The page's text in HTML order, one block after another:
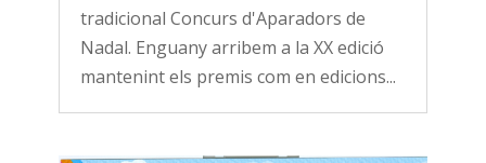
tradicional Concurs d'Aparadors de
Nadal. Enguany arribem a la XX edició
mantenint els premis com en edicions...